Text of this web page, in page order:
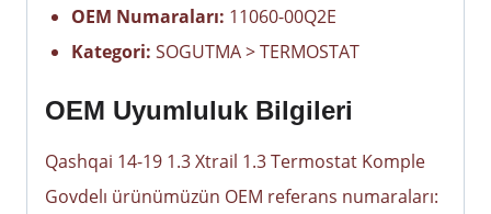
OEM Numaraları: 11060-00Q2E
Kategori: SOGUTMA > TERMOSTAT
OEM Uyumluluk Bilgileri
Qashqai 14-19 1.3 Xtrail 1.3 Termostat Komple
Govdelı ürünümüzün OEM referans numaraları: